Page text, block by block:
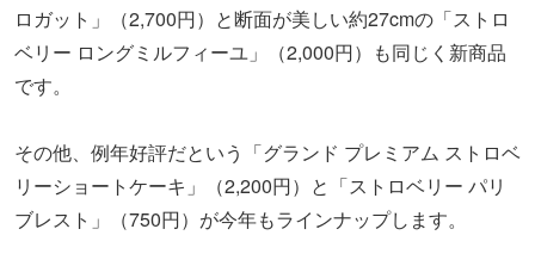
ロガット」（2,700円）と断面が美しい約27cmの「ストロ
ベリー ロングミルフィーユ」（2,000円）も同じく新商品
です。
その他、例年好評だという「グランド プレミアム ストロベ
リーショートケーキ」（2,200円）と「ストロベリー パリ
ブレスト」（750円）が今年もラインナップします。